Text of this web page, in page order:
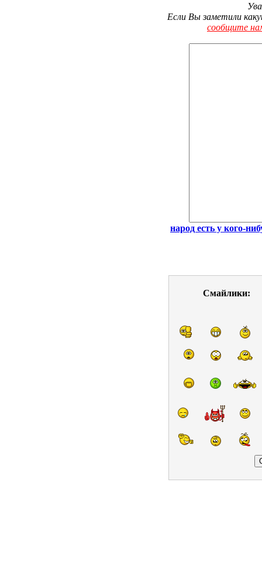
Если Вы заметили
сообщите
народ есть у кого-
Смайлики: